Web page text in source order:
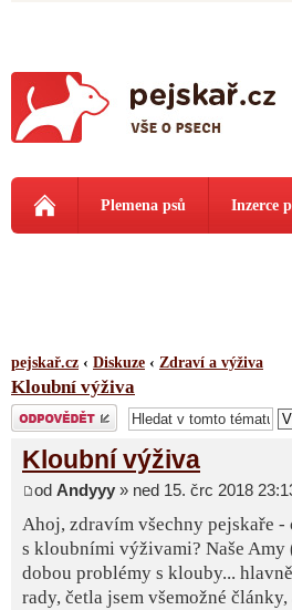
Plemena psů Inzerce
pejskař.cz ‹ Diskuze ‹ Zdraví a výživa
Kloubní výživa
Odeslat odpověď
Kloubní výživa
od Andyyy » ned 15. črc 2018
Ahoj, zdravím všechny pejskaře -
s kloubními výživami? Naše
dobou problémy s klouby...
rady, četla jsem všemožné